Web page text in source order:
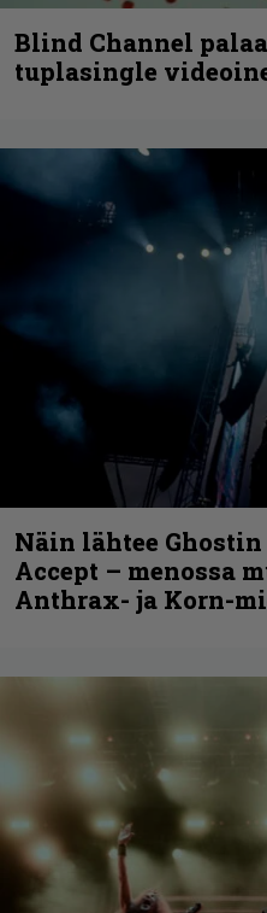
Blind Channel
tuplasingle
Näin lähtee
Accept – menossa
Anthrax- ja Korn-